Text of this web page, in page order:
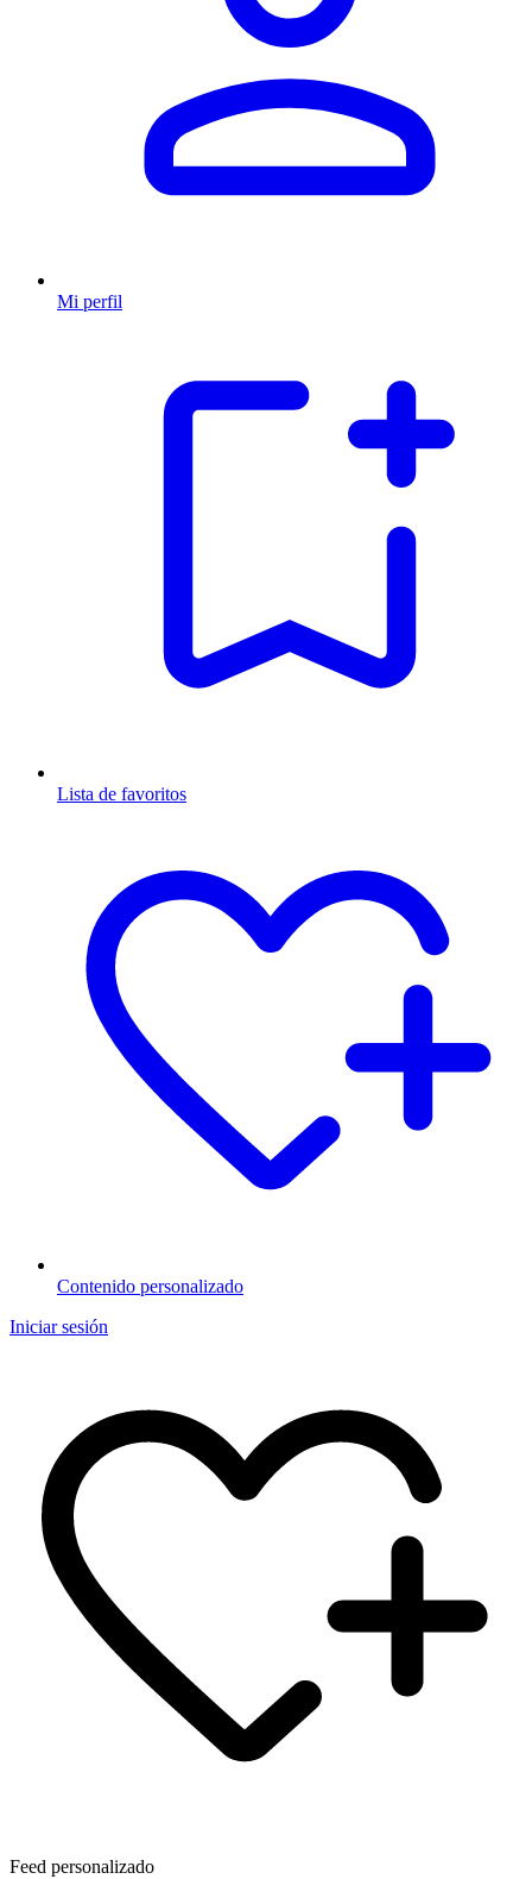
Mi perfil
Lista de favoritos
Contenido personalizado
Iniciar sesión
Feed personalizado